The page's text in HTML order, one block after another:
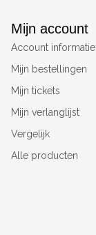
Mijn account
Account informatie
Mijn bestellingen
Mijn tickets
Mijn verlanglijst
Vergelijk
Alle producten